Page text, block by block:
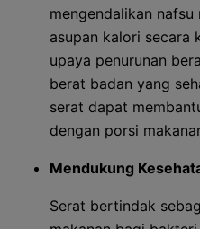
mengendalikan
asupan kalori secara
upaya penurunan
berat badan yang
serat dapat
dengan porsi
Mendukung
Serat bertindak